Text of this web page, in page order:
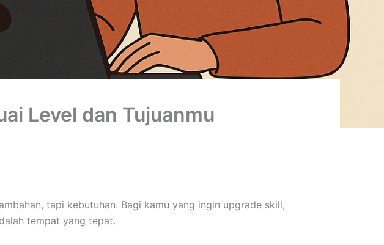
Level dan Tujuanmu
tapi kebutuhan. Bagi kamu yang ingin upgrade skill,
tempat yang tepat.